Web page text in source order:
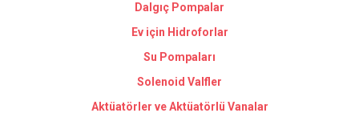
Dalgıç Pompalar
Ev için Hidroforlar
Su Pompaları
Solenoid Valfler
Aktüatörler ve Aktüatörlü Vanalar